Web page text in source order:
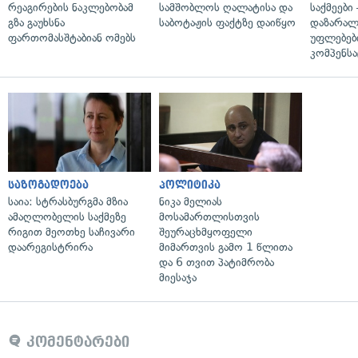
რეაგირების ნაკლებობამ
გზა გაუხსნა
ფართომასშტაბიან ომებს
სამშობლოს ღალატისა და
საბოტაჟის ფაქტზე დაიწყო
საზოგადოება
საია: სტრასბურგმა მზია
ამაღლობელის საქმეზე
რიგით მეოთხე საჩივარი
დაარეგისტრირა
პოლიტიკა
ნიკა მელიას
მოსამართლისთვის
შეურაცხმყოფელი
მიმართვის გამო 1 წლითა
და 6 თვით პატიმრობა
მიესაჯა
კომენტარები